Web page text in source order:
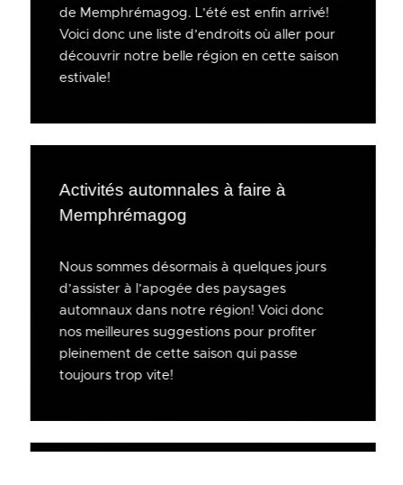
de Memphrémagog. L’été est enfin arrivé!
Voici donc une liste d’endroits où aller pour
découvrir notre belle région en cette saison
estivale!
Activités automnales à faire à
Memphrémagog
Nous sommes désormais à quelques jours
d’assister à l’apogée des paysages
automnaux dans notre région! Voici donc
nos meilleures suggestions pour profiter
pleinement de cette saison qui passe
toujours trop vite!